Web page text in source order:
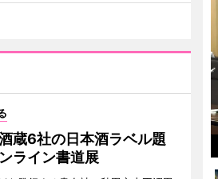
蔵6社の日本酒ラベル題
ライン書道展